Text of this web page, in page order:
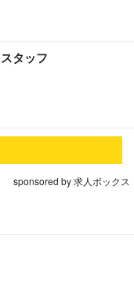
タッフ
sponsored by 求人ボックス